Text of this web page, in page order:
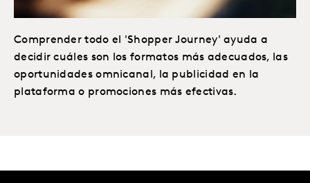
Comprender todo el 'Shopper Journey' ayuda a
decidir cuáles son los formatos más adecuados, las
oportunidades omnicanal, la publicidad en la
plataforma o promociones más efectivas.